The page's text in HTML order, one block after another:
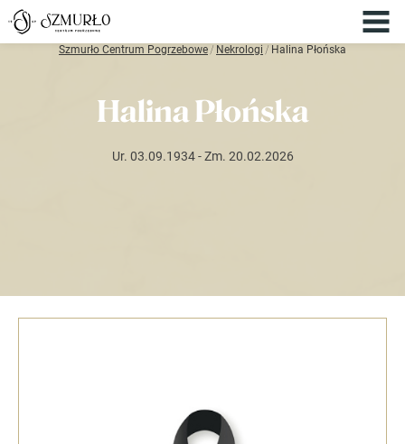
Szmurło Centrum Pogrzebowe / Nekrologi / Halina Płońska
Halina Płońska
Ur. 03.09.1934 - Zm. 20.02.2026